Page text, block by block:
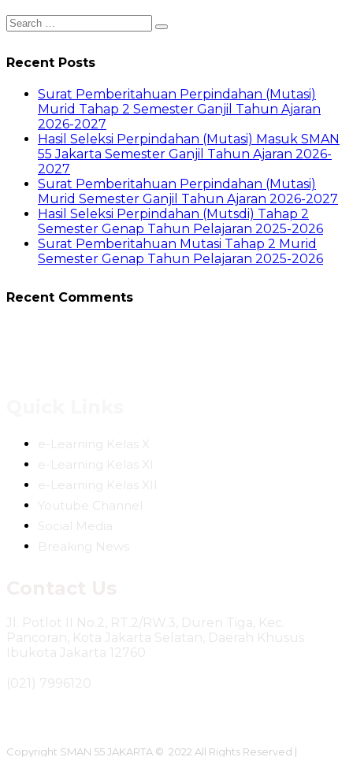
Recent Posts
Surat Pemberitahuan Perpindahan (Mutasi)
Murid Tahap 2 Semester Ganjil Tahun Ajaran
2026-2027
Hasil Seleksi Perpindahan (Mutasi) Masuk SMAN
55 Jakarta Semester Ganjil Tahun Ajaran 2026-
2027
Surat Pemberitahuan Perpindahan (Mutasi)
Murid Semester Ganjil Tahun Ajaran 2026-2027
Hasil Seleksi Perpindahan (Mutsdi) Tahap 2
Semester Genap Tahun Pelajaran 2025-2026
Surat Pemberitahuan Mutasi Tahap 2 Murid
Semester Genap Tahun Pelajaran 2025-2026
Recent Comments
e-Learning Kelas X
e-Learning Kelas XI
e-Learning Kelas XII
Youtube Channel
Social Media
Breaking News
Jl. Potlot II No.2, RT.2/RW.3, Duren Tiga, Kec.
Pancoran, Kota Jakarta Selatan, Daerah Khusus
Ibukota Jakarta 12760
(021) 7996120
Copyright SMAN 55 JAKARTA © 2022 All Rights Reserved |